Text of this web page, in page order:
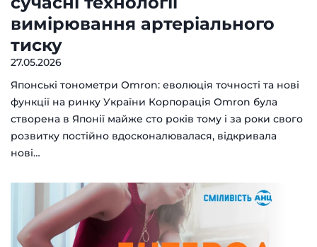
вимірювання артеріального
тиску
27.05.2026
Японські тонометри Omron: еволюція точності та нові
функції на ринку України Корпорація Omron була
створена в Японії майже сто років тому і за роки свого
розвитку постійно вдосконалювалася, відкривала
нові…